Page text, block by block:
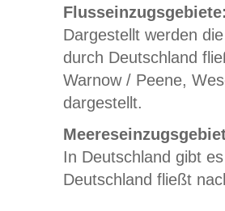
Dargestellt werden
durch Deutschland
Warnow / Peene,
dargestellt.
In Deutschland gibt
Deutschland fließt